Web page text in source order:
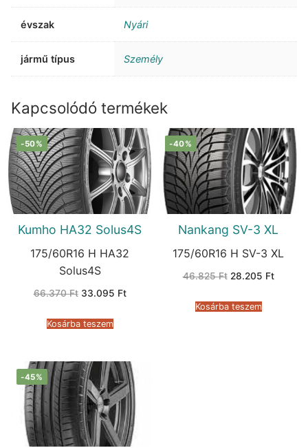
évszak Nyári
jármű típus Személy
Kapcsolódó termékek
-50%
Kumho HA32 Solus4S
175/60R16 H HA32
Solus4S
66.370Ft Original
66.370 Ft.
33.095 FtCurrent
Kosárba teszem
-40%
Nankang SV-3 XL
175/60R16 H SV-3 XL
46.825Ft Original
46.825 Ft.
28.205 FtCurrent
Kosárba teszem
-45%